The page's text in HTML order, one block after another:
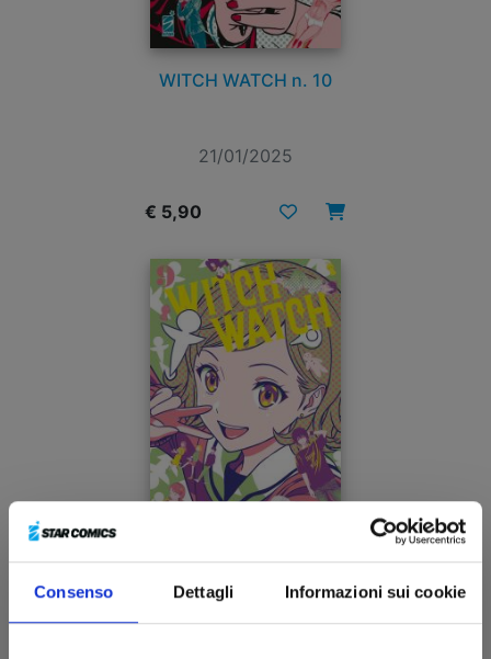
Consenso Dettagli Informazioni sui cookie
WITCH WATCH n. 10
21/01/2025
€ 5,90
WITCH WATCH n. 9